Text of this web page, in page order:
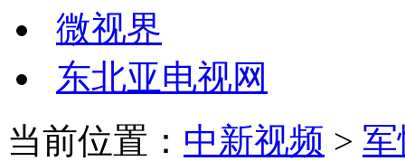
微视界
东北亚电视网
当前位置： 中新视频 >